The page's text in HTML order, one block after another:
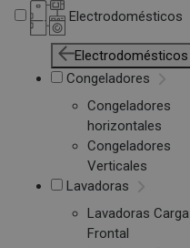
Electrodomésticos
Electrodomésticos
Congeladores
Congeladores
horizontales
Congeladores
Verticales
Lavadoras
Lavadoras Carga
Frontal